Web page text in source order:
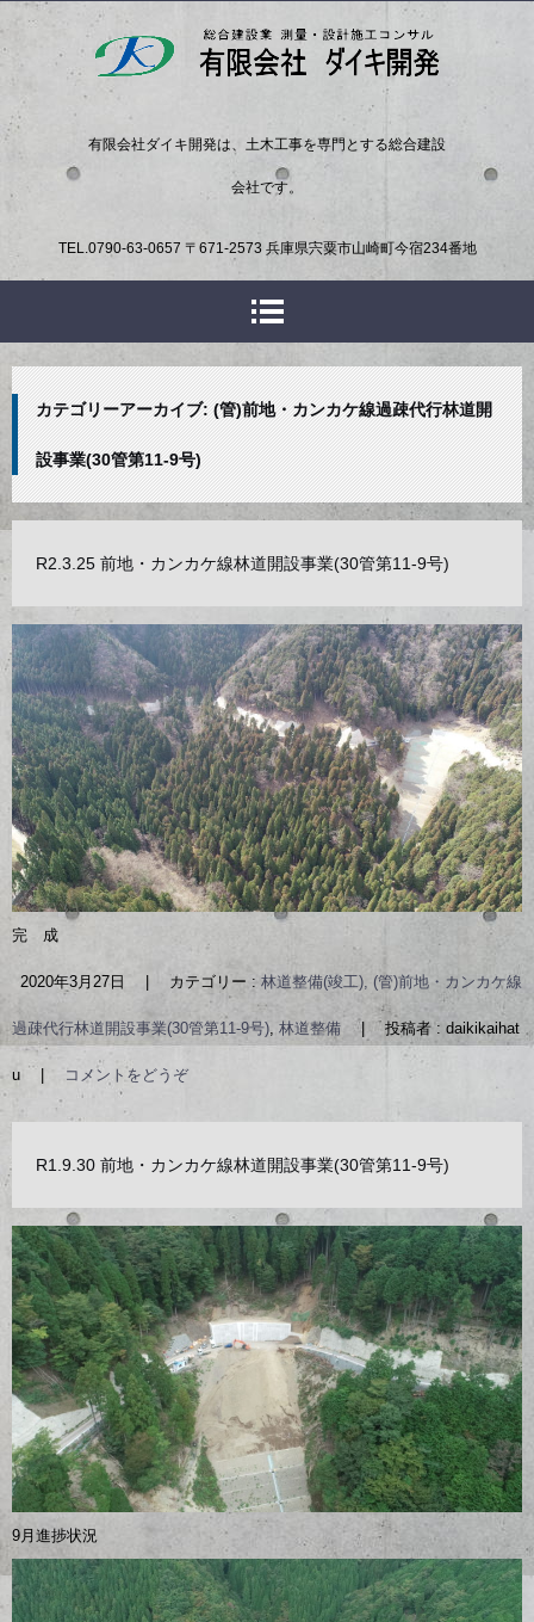
有限会社ダイキ開発は、土木工事を専門とする総合建設
会社です。
TEL. 0790-63-0657 〒671-2573 兵庫県宍粟市山崎町今宿234番地
カテゴリーアーカイブ: (管)前地・カンカケ線過疎代行林道開
設事業(30管第11-9号)
R2.3.25 前地・カンカケ線林道開設事業(30管第11-9号)
完 成
2020年3月27日 | カテゴリー : 林道整備(竣工), (管)前地・カンカケ線
過疎代行林道開設事業(30管第11-9号) 林道整備 | 投稿者 : daikikaihat
u | コメントをどうぞ
R1.9.30 前地・カンカケ線林道開設事業(30管第11-9号)
9月進捗状況